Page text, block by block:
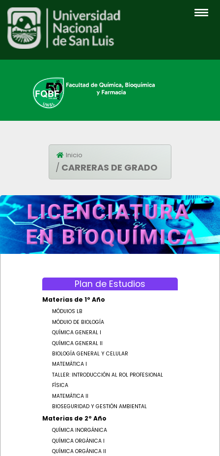
INICIO
CARRERAS
INGRESO
ESTUDIANTES
Inicio
CARRERAS DE GRADO
Plan de Estudios
Materias de 1º Año
MÓDUlOS LB
MÓDUlO DE BIOLOGÍA
QUÍMICA GENERAL I
QUÍMICA GENERAL II
BIOLOGÍA GENERAL Y CELULAR
MATEMÁTICA I
TALLER: INTRODUCCIÓN AL ROL PROFESIONAL
FÍSICA
MATEMÁTICA II
BIOSEGURIDAD Y GESTIÓN AMBIENTAL
Materias de 2º Año
QUÍMICA INORGÁNICA
QUÍMICA ORGÁNICA I
QUÍMICA ORGÁNICA II